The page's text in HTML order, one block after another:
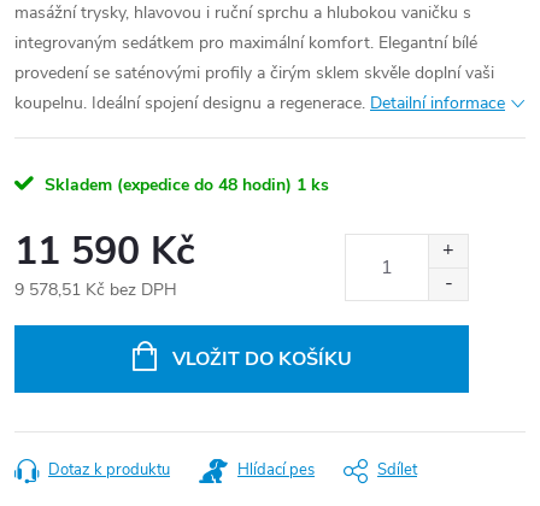
masážní trysky, hlavovou i ruční sprchu a hlubokou vaničku s
integrovaným sedátkem pro maximální komfort. Elegantní bílé
provedení se saténovými profily a čirým sklem skvěle doplní vaši
koupelnu. Ideální spojení designu a regenerace. Detailní informace
Skladem (expedice do 48 hodin) 1 ks
11 590 Kč
9 578,51 Kč bez DPH
VLOŽIT DO KOŠÍKU
Dotaz k produktu Hlídací pes Sdílet